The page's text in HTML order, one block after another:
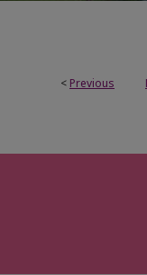
< Previous